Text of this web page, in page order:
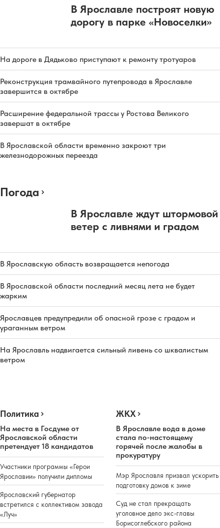
В Ярославле построят новую
дорогу в парке «Новоселки»
На дороге в Дядьково приступают к ремонту тротуаров
Реконструкция трамвайного путепровода в Ярославле
завершится в октябре
Расширение федеральной трассы у Ростова Великого
завершат в октябре
В Ярославской области временно закроют три
железнодорожных переезда
Погода
В Ярославле ждут штормовой
ветер с ливнями и градом
В Ярославскую область возвращается непогода
В Ярославской области последний месяц лета не будет
жарким
Ярославцев предупредили об опасной грозе с градом и
ураганным ветром
На Ярославль надвигается сильный ливень со шквалистым
ветром
Политика
На места в Госдуме от
Ярославской области
претендует 18 кандидатов
Участники программы «Герои
Ярославии» получили дипломы
Ярославский губернатор
встретился с коллективом завода
«Луч»
ЖКХ
В Ярославле вода в доме
стала по-настоящему
горячей после жалобы в
прокуратуру
Мэр Ярославля призвал ускорить
подготовку домов к зиме
Суд не стал прекращать
уголовное дело экс-главы
Борисоглебского района